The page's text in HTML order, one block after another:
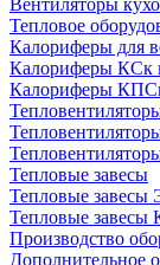
Вентиляторы
Тепловое
Калориферы для
Калориферы КСк
Калориферы
Тепловые завесы
Тепловые завесы
Тепловые завесы
Производство
Дополнительное